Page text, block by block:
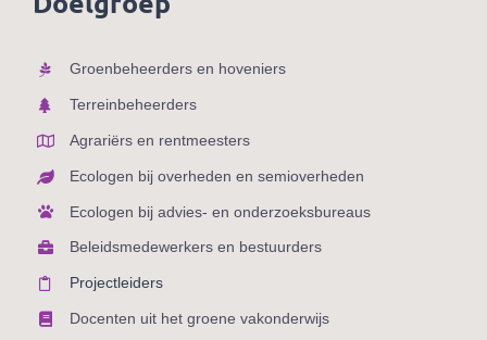
Groenbeheerders en hoveniers
Terreinbeheerders
Agrariërs en rentmeesters
Ecologen bij overheden en semioverheden
Ecologen bij advies- en onderzoeksbureaus
Beleidsmedewerkers en bestuurders
Projectleiders
Docenten uit het groene vakonderwijs